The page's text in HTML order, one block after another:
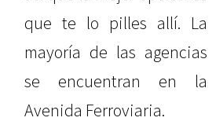
que te lo pilles allí. La
mayoría de las agencias
se encuentran en la
Avenida Ferroviaria.